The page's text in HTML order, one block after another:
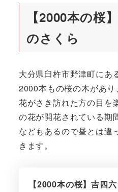
【2000本の桜
のさくら
大分県臼杵市野津町にあ
2000本もの桜の木があ
花がさき訪れた方の目を
の花が開花されている期
などもあるので昼とは違
きます。
【2000本の桜】吉四